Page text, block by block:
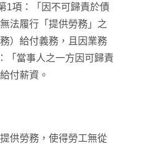
1項：「因不可歸責於債
法履行「提供勞務」之
）給付義務，且因業務
「當事人之一方因可歸責
付薪資。
供勞務，使得勞工無從